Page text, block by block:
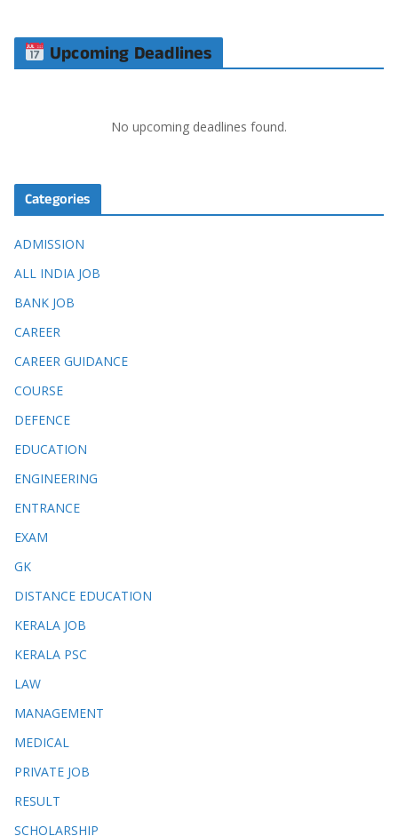
Upcoming Deadlines
No upcoming deadlines found.
Categories
ADMISSION
ALL INDIA JOB
BANK JOB
CAREER
CAREER GUIDANCE
COURSE
DEFENCE
EDUCATION
ENGINEERING
ENTRANCE
EXAM
GK
DISTANCE EDUCATION
KERALA JOB
KERALA PSC
LAW
MANAGEMENT
MEDICAL
PRIVATE JOB
RESULT
SCHOLARSHIP